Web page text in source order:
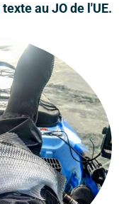
au JO de l'UE.